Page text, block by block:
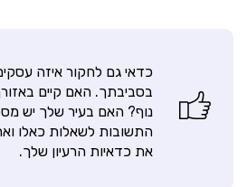
כדאי גם לחקור איזה
בסביבתך. האם קיים
נוף? האם בעיר שלך יש
התשובות לשאלות כאלו
את כדאיות הרעיון שלך.